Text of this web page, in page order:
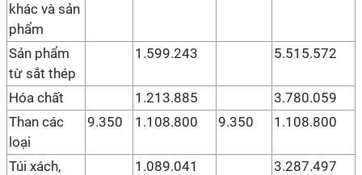
khác và sản
phẩm
Sản phẩm
từ sắt thép
1.599.243 5.515.572
Hóa chất 1.213.885
3.780.059
Than các
loại
9.350 1.108.800 9.350 1.108.800
Túi xách,
1.089.041 3.287.497